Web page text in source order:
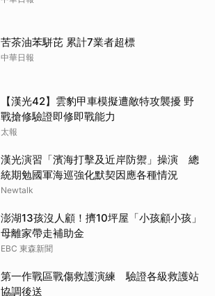
苦茶油苯駢芘 累計7業者超標
中華日報
【漢光42】雲豹甲車模擬遭敵特攻襲擾 野
戰搶修驗證即修即戰能力
太報
漢光演習「濱海打擊及近岸防禦」操演 總
統期勉國軍海巡強化默契因應各種情況
Newtalk
澎湖13孩沒人顧！擠10坪屋「小孩顧小孩」
母離家帶走補助金
EBC 東森新聞
第一作戰區戰傷救護演練 驗證各級救護站
協調後送